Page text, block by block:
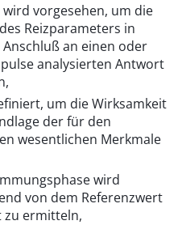
vorgesehen, um die
Reizparameters in
an einen oder
analysierten Antwort
um die Wirksamkeit
der für den
wesentlichen Merkmale
wird
von dem Referenzwert
zu ermitteln,